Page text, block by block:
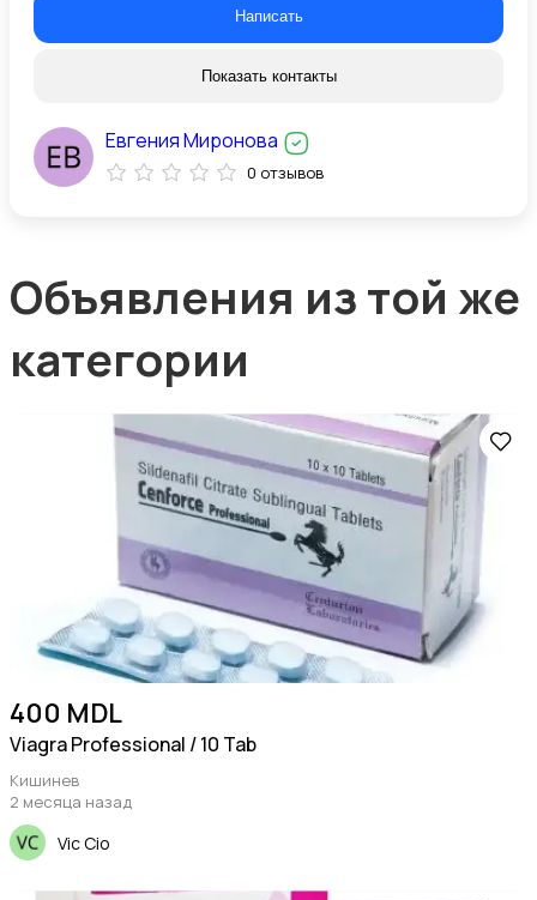
Написать
Показать контакты
Евгения Миронова
0 отзывов
Объявления из той же
категории
400 MDL
Viagra Professional / 10 Tab
Кишинев
2 месяца назад
Vic Cio